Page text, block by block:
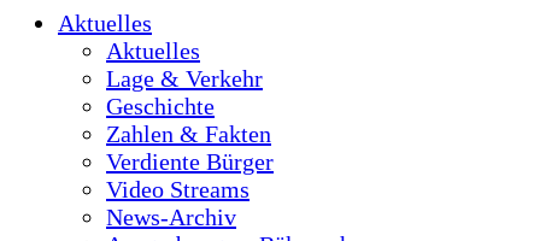
Aktuelles
Aktuelles
Lage & Verkehr
Geschichte
Zahlen & Fakten
Verdiente Bürger
Video Streams
News-Archiv